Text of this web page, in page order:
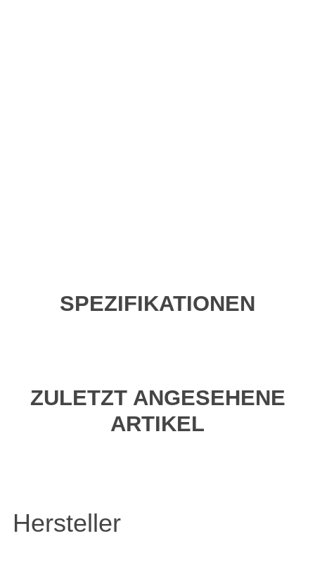
SPEZIFIKATIONEN
ZULETZT ANGESEHENE
ARTIKEL
Hersteller